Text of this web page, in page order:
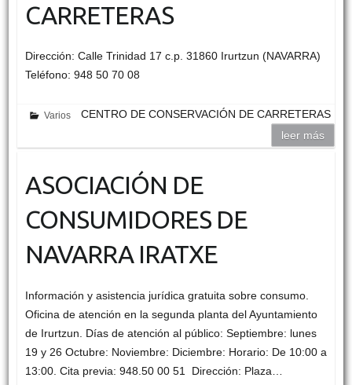
CARRETERAS
Dirección: Calle Trinidad 17 c.p. 31860 Irurtzun (NAVARRA)
Teléfono: 948 50 70 08
Varios
CENTRO DE CONSERVACIÓN DE CARRETERAS
leer más
ASOCIACIÓN DE
CONSUMIDORES DE
NAVARRA IRATXE
Información y asistencia jurídica gratuita sobre consumo.
Oficina de atención en la segunda planta del Ayuntamiento
de Irurtzun. Días de atención al público: Septiembre: lunes
19 y 26 Octubre: Noviembre: Diciembre: Horario: De 10:00 a
13:00. Cita previa: 948.50 00 51 Dirección: Plaza…